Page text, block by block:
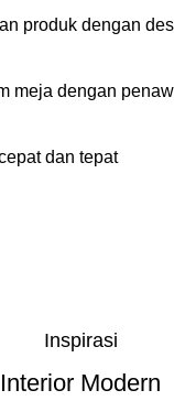
produk dengan
meja dengan
dan tepat
Inspirasi
Interior Modern